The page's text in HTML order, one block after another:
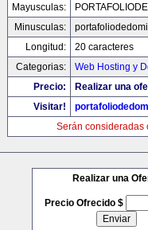
Mayusculas:
Minusculas:
Longitud:
20 caracteres
Categorias:
Web Hosting y
Precio:
Realizar una
Visitar!
Serán consideradas
Realizar una
Precio Ofrecido $